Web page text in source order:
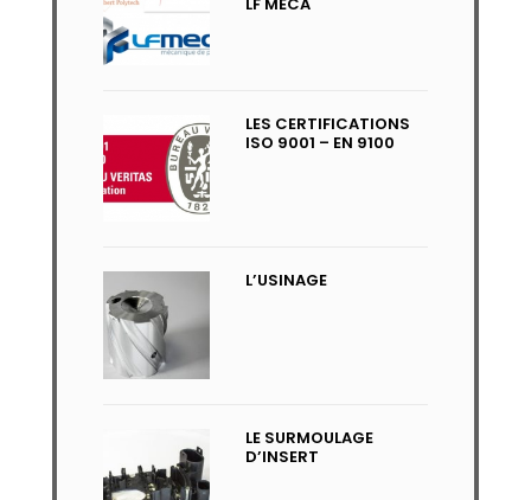
LF MECA
LES CERTIFICATIONS
ISO 9001 – EN 9100
L’USINAGE
LE SURMOULAGE
D’INSERT